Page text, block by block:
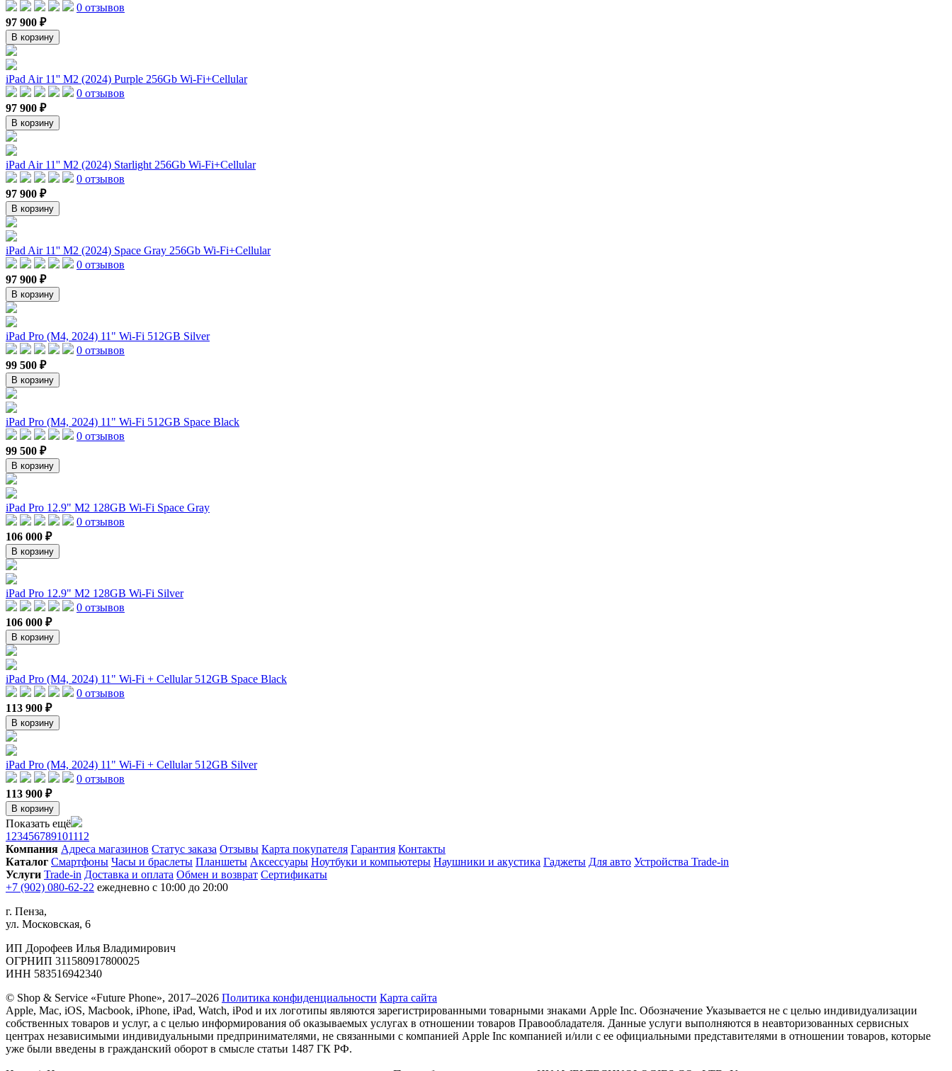
0 отзывов
97 900 ₽
В корзину
iPad Air 11'' M2 (2024) Purple 256Gb Wi-Fi+Cellular
0 отзывов
97 900 ₽
В корзину
iPad Air 11'' M2 (2024) Starlight 256Gb Wi-Fi+Cellular
0 отзывов
97 900 ₽
В корзину
iPad Air 11'' M2 (2024) Space Gray 256Gb Wi-Fi+Cellular
0 отзывов
97 900 ₽
В корзину
iPad Pro (M4, 2024) 11" Wi-Fi 512GB Silver
0 отзывов
99 500 ₽
В корзину
iPad Pro (M4, 2024) 11" Wi-Fi 512GB Space Black
0 отзывов
99 500 ₽
В корзину
iPad Pro 12.9" M2 128GB Wi-Fi Space Gray
0 отзывов
106 000 ₽
В корзину
iPad Pro 12.9" M2 128GB Wi-Fi Silver
0 отзывов
106 000 ₽
В корзину
iPad Pro (M4, 2024) 11" Wi-Fi + Cellular 512GB Space Black
0 отзывов
113 900 ₽
В корзину
iPad Pro (M4, 2024) 11" Wi-Fi + Cellular 512GB Silver
0 отзывов
113 900 ₽
В корзину
Показать ещё
1 23456789101112
Компания Адреса магазинов Статус заказа Отзывы Карта покупателя Гарантия Контакты
Каталог Смартфоны Часы и браслеты Планшеты Аксессуары Ноутбуки и компьютеры Наушники и акустика Гаджеты Для авто Устройства Trade-in
Услуги Trade-in Доставка и оплата Обмен и возврат Сертификаты
+7 (902) 080-62-22 ежедневно с 10:00 до 20:00
г. Пенза,
ул. Московская, 6
ИП Дорофеев Илья Владимирович
ОГРНИП 311580917800025
ИНН 583516942340
© Shop & Service «Future Phone», 2017–2026 Политика конфиденциальности Карта сайта
Apple, Mac, iOS, Macbook, iPhone, iPad, Watch, iPod и их логотипы являются зарегистрированными товарными знаками Apple Inc. Обозначение Указывается не с целью индивидуализации
собственных товаров и услуг, а с целью информирования об оказываемых услугах в отношении товаров Правообладателя. Данные услуги выполняются в неавторизованных сервисных
центрах независимыми индивидуальными предпринимателями, не связанными с компанией Apple Inc компанией и/или с ее официальными представителями в отношении товаров, которые
уже были введены в гражданский оборот в смысле статьи 1487 ГК РФ.